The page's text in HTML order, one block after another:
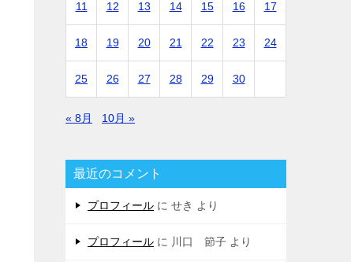
11 12 13 14 15 16 17
18 19 20 21 22 23 24
25 26 27 28 29 30
« 8月 10月 »
最近のコメント
プロフィール に せき より
プロフィール に 川口 節子 より